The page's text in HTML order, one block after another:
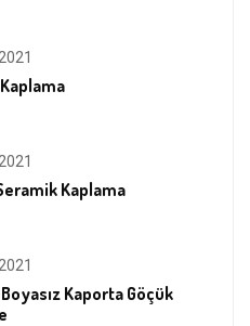
Kaplama
Kaporta Göçük